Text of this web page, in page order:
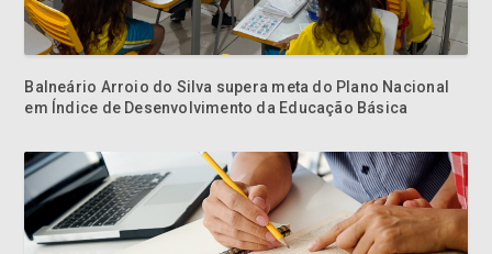
Balneário Arroio do Silva supera meta do Plano Nacional
em Índice de Desenvolvimento da Educação Básica